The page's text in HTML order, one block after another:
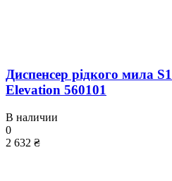
Диспенсер рідкого мила
Elevation 560101
В наличии
0
2 632 ₴